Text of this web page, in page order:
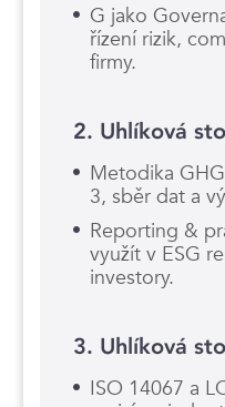
G jako
řízení rizik,
firmy.
2. Uhlíková
Metodika
3, sběr dat a
Reporting &
využít v ESG
investory.
3. Uhlíková
ISO 14067 a